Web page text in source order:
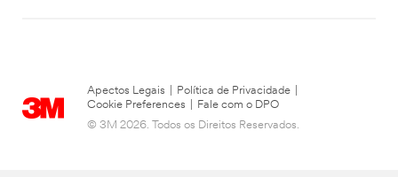
Apectos Legais Política de Privacidade
Cookie Preferences
Fale com o DPO
© 3M 2026. Todos os Direitos Reservados.